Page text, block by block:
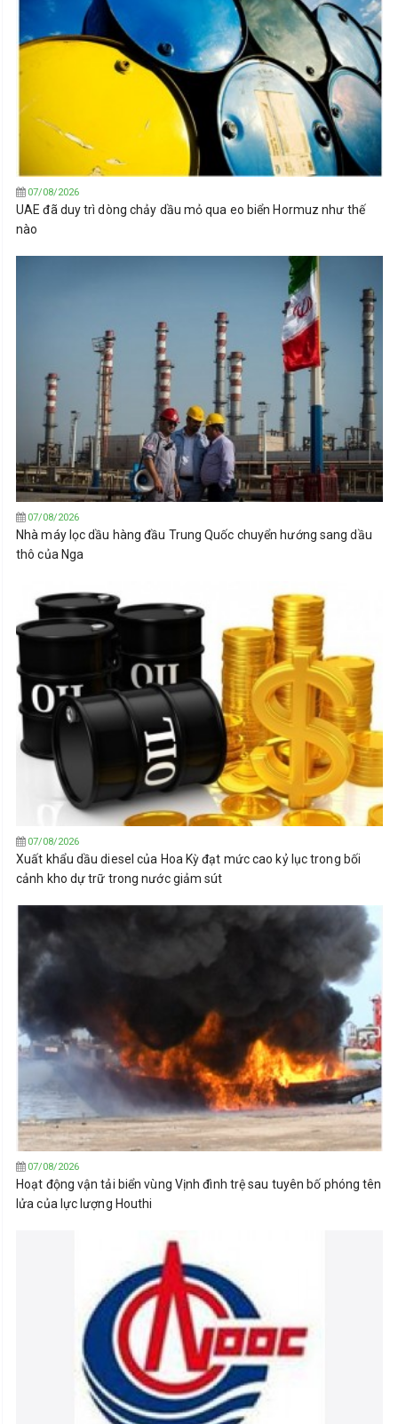
07/08/2026
UAE đã duy trì dòng chảy dầu mỏ qua eo biển Hormuz như thế
nào
07/08/2026
Nhà máy lọc dầu hàng đầu Trung Quốc chuyển hướng sang dầu
thô của Nga
07/08/2026
Xuất khẩu dầu diesel của Hoa Kỳ đạt mức cao kỷ lục trong bối
cảnh kho dự trữ trong nước giảm sút
07/08/2026
Hoạt động vận tải biển vùng Vịnh đình trệ sau tuyên bố phóng tên
lửa của lực lượng Houthi